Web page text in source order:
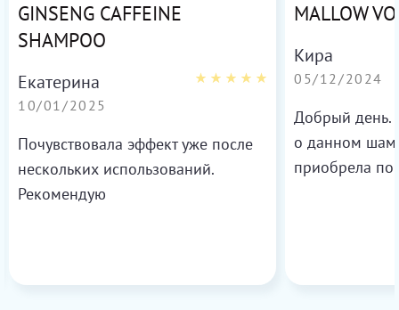
GINSENG CAFFEINE
SHAMPOO
Екатерина
10/01/2025
Почувствовала эффект уже после
нескольких использований.
Рекомендую
MALLOW
Кира
05/12/2024
Добрый день.
о данном
приобрела
огромным